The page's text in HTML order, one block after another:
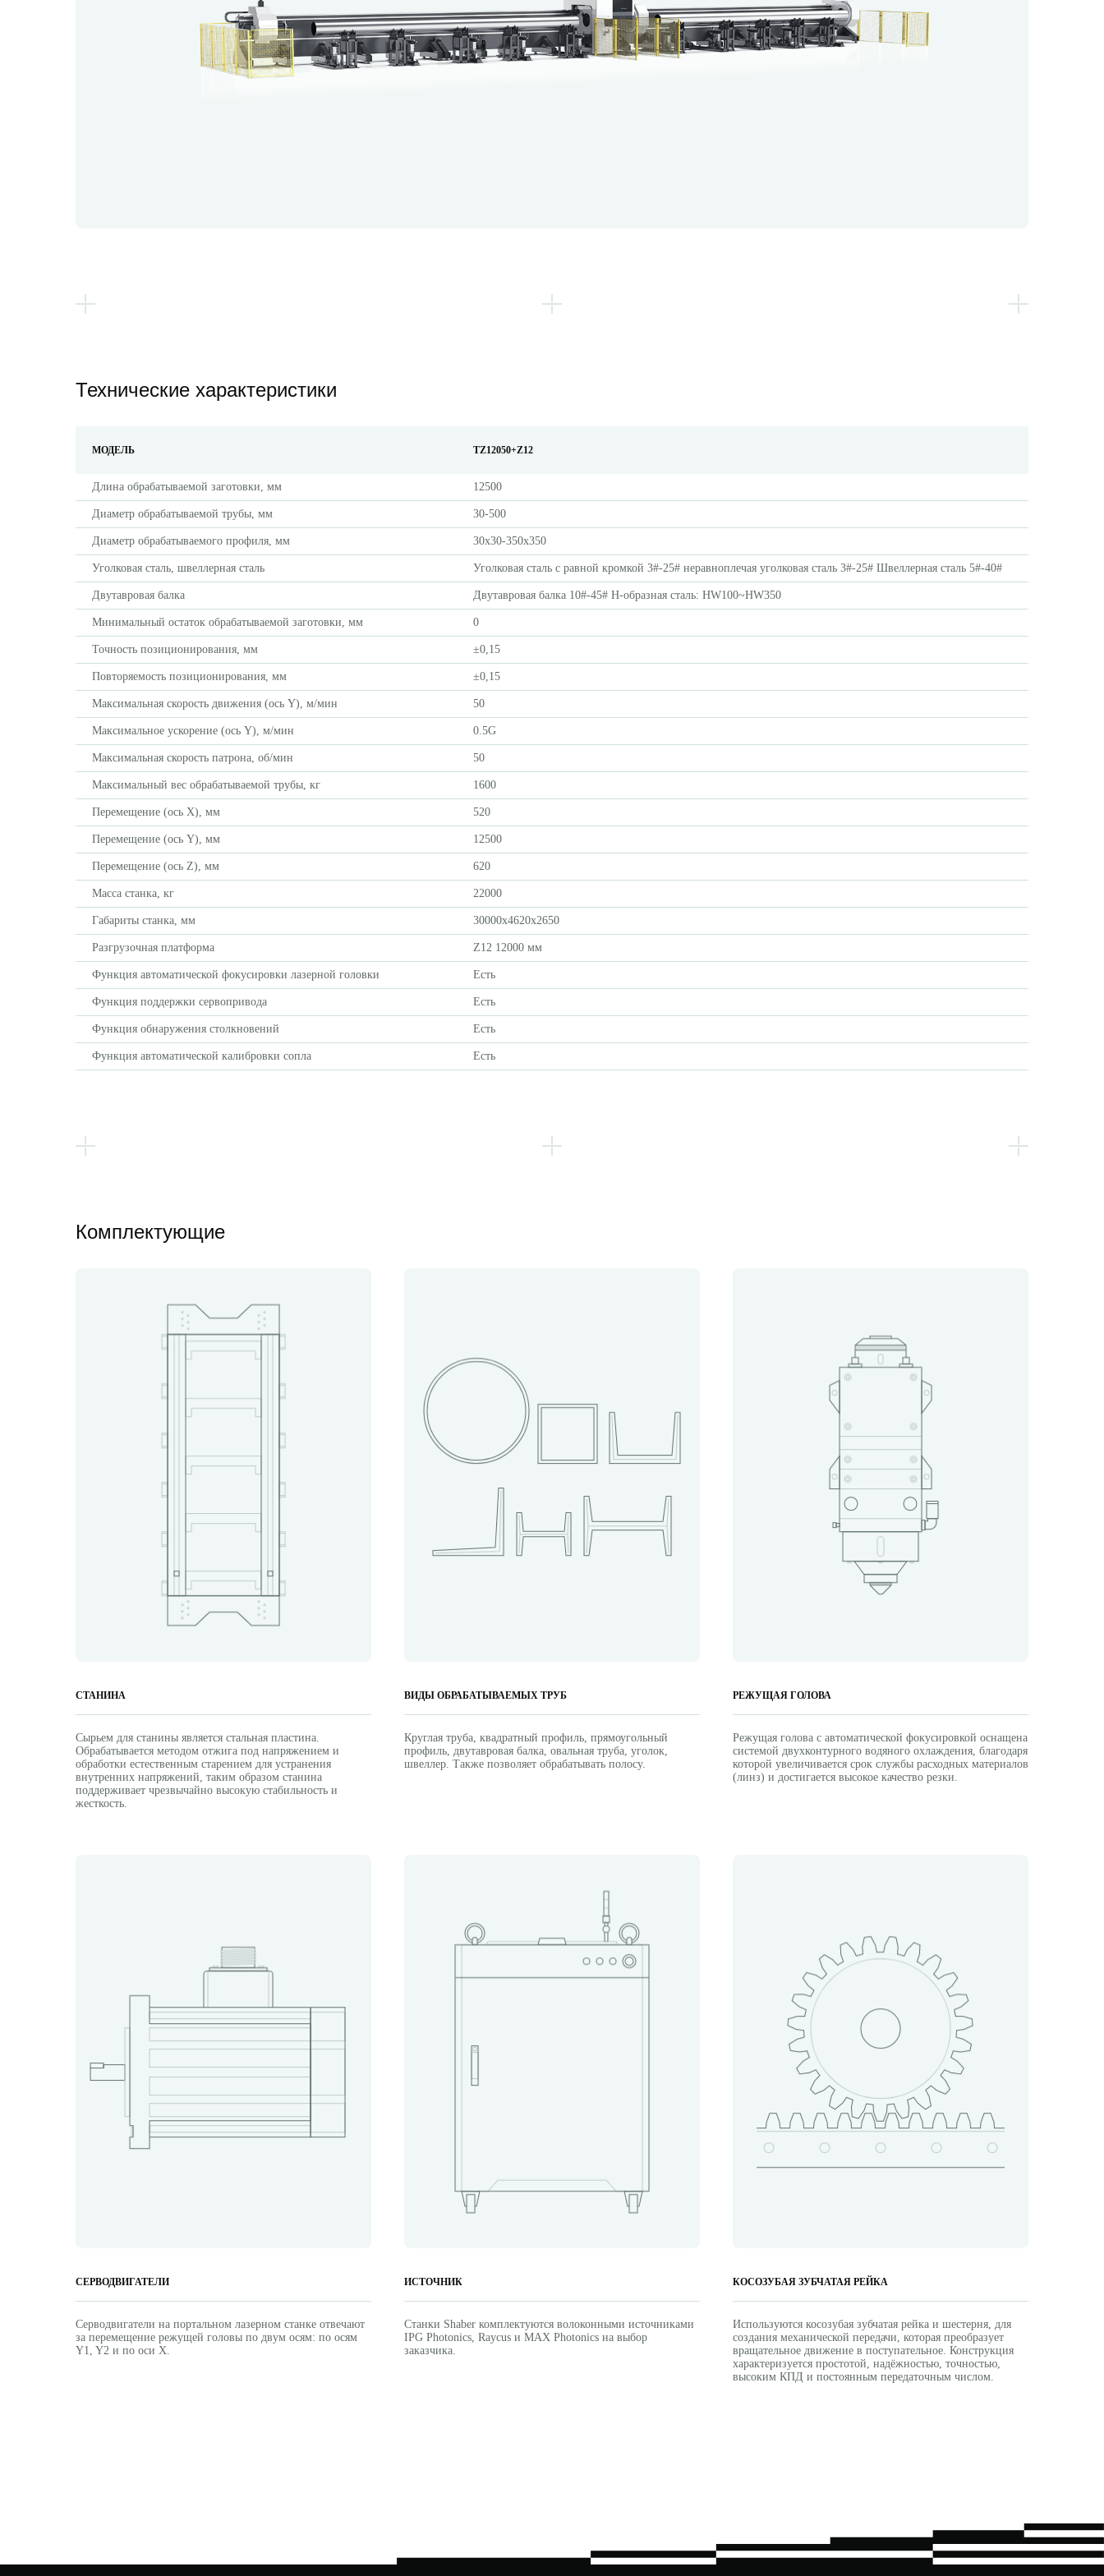
Технические характеристики
МОДЕЛЬ TZ12050+Z12
Длина обрабатываемой заготовки, мм 12500
Диаметр обрабатываемой трубы, мм 30-500
Диаметр обрабатываемого профиля, мм 30х30-350х350
Уголковая сталь, швеллерная сталь Уголковая сталь с равной кромкой 3#-25# неравноплечая уголковая сталь 3#-25# Швеллерная сталь 5#-40#
Двутавровая балка Двутавровая балка 10#-45# H-образная сталь: HW100~HW350
Минимальный остаток обрабатываемой заготовки, мм 0
Точность позиционирования, мм ±0,15
Повторяемость позиционирования, мм ±0,15
Максимальная скорость движения (ось Y), м/мин 50
Максимальное ускорение (ось Y), м/мин 0.5G
Максимальная скорость патрона, об/мин 50
Максимальный вес обрабатываемой трубы, кг 1600
Перемещение (ось X), мм 520
Перемещение (ось Y), мм 12500
Перемещение (ось Z), мм 620
Масса станка, кг 22000
Габариты станка, мм 30000x4620x2650
Разгрузочная платформа Z12 12000 мм
Функция автоматической фокусировки лазерной головки Есть
Функция поддержки сервопривода Есть
Функция обнаружения столкновений Есть
Функция автоматической калибровки сопла Есть
Комплектующие
СТАНИНА
Сырьем для станины является стальная пластина.
Обрабатывается методом отжига под напряжением и
обработки естественным старением для устранения
внутренних напряжений, таким образом станина
поддерживает чрезвычайно высокую стабильность и
жесткость.
ВИДЫ ОБРАБАТЫВАЕМЫХ ТРУБ
Круглая труба, квадратный профиль, прямоугольный
профиль, двутавровая балка, овальная труба, уголок,
швеллер. Также позволяет обрабатывать полосу.
РЕЖУЩАЯ ГОЛОВА
Режущая голова с автоматической фокусировкой оснащена
системой двухконтурного водяного охлаждения, благодаря
которой увеличивается срок службы расходных материалов
(линз) и достигается высокое качество резки.
СЕРВОДВИГАТЕЛИ
Серводвигатели на портальном лазерном станке отвечают
за перемещение режущей головы по двум осям: по осям
Y1, Y2 и по оси X.
ИСТОЧНИК
Станки Shaber комплектуются волоконными источниками
IPG Photonics, Raycus и MAX Photonics на выбор
заказчика.
КОСОЗУБАЯ ЗУБЧАТАЯ РЕЙКА
Используются косозубая зубчатая рейка и шестерня, для
создания механической передачи, которая преобразует
вращательное движение в поступательное. Конструкция
характеризуется простотой, надёжностью, точностью,
высоким КПД и постоянным передаточным числом.